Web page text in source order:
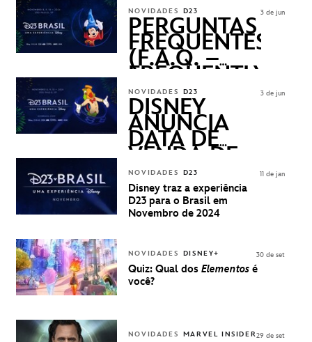
NOVIDADES D23
PERGUNTAS
FREQUENTES
(F.A.Q. –
FREQUENTLY
ASKED
QUESTIONS)
3 de jun
NOVIDADES D23
DISNEY
ANUNCIA
DATA DE
VENDA DE
INGRESSOS
PARA A D23
BRASIL -
UMA
DISNEY
3 de jun
NOVIDADES D23
Disney traz a experiência
D23 para o Brasil em
Novembro de 2024
11 de jan
NOVIDADES DISNEY+
Quiz: Qual dos Elementos é
você?
30 de set
NOVIDADES MARVEL INSIDER29 de set